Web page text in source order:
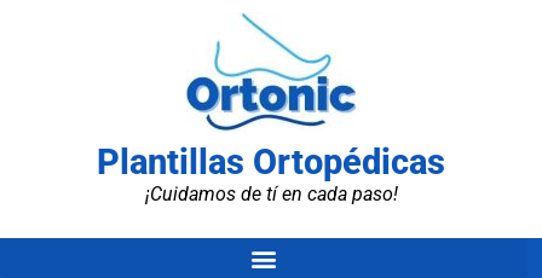
Plantillas Ortopédicas
¡Cuidamos de tí en cada paso!